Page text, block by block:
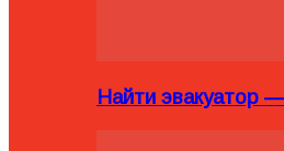
Найти эвакуатор